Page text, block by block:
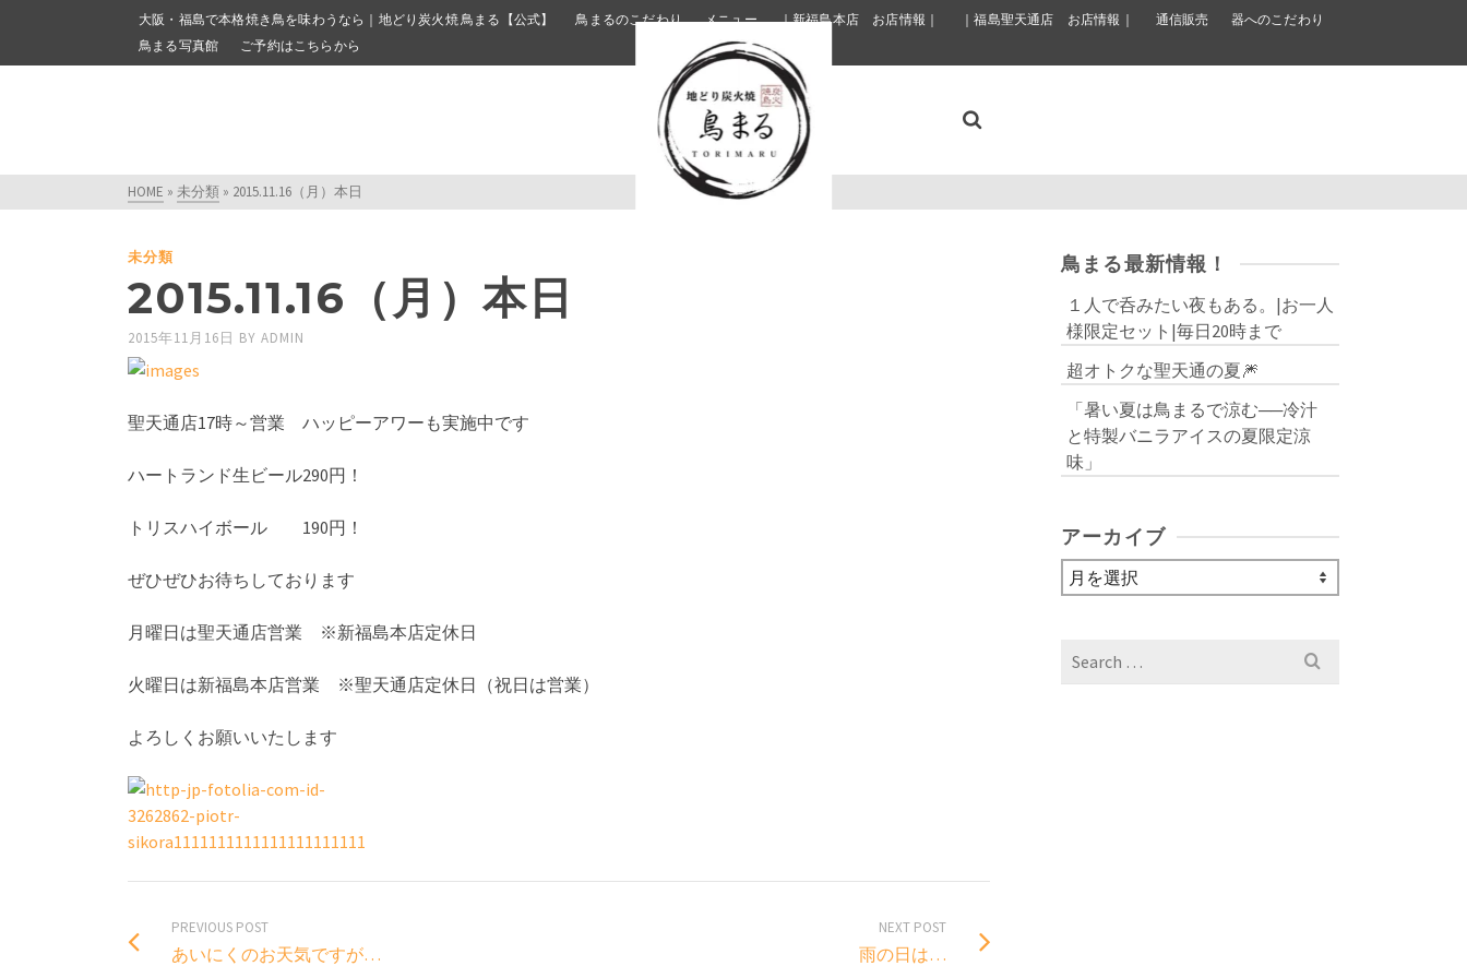
大阪・福島で本格焼き鳥を味わうなら｜地どり炭火焼 鳥まる【公式】 鳥まるのこだわり メニュー ｜新福島本店 お店情報｜ ｜福島聖天通店 お店情報｜ 通信販売
器へのこだわり
鳥まる写真館
ご予約はこちらから
HOME » 未分類 » 2015.11.16（月）本日
未分類
2015.11.16（月）本日
2015年11月16日 BY ADMIN
聖天通店17時～営業 ハッピーアワーも実施中です
ハートランド生ビール290円！
トリスハイボール 190円！
ぜひぜひお待ちしております
月曜日は聖天通店営業 ※新福島本店定休日
火曜日は新福島本店営業 ※聖天通店定休日（祝日は営業）
よろしくお願いいたします
PREVIOUS POST
あいにくのお天気ですが…
NEXT POST
雨の日は…
鳥まる最新情報！
１人で呑みたい夜もある。|お一人
様限定セット|毎日20時まで
超オトクな聖天通の夏🎆
「暑い夏は鳥まるで涼む──冷汁
と特製バニラアイスの夏限定涼
味」
アーカイブ
ア
ー
Search